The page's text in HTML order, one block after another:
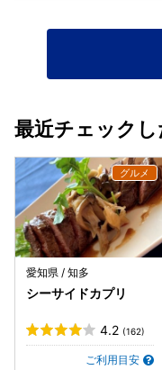
最近チェック
愛知県 / 知多
シーサイドカプリ
4.2 (162)
ご利用目安